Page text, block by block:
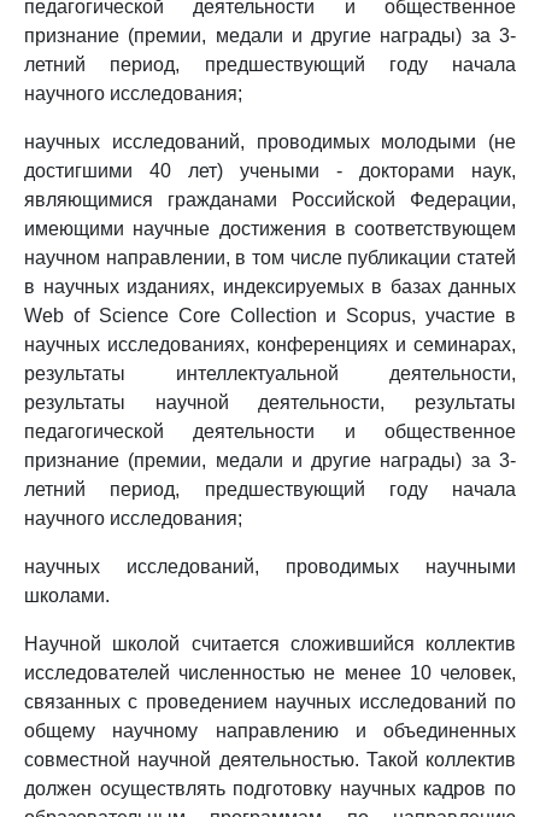
педагогической деятельности и общественное
признание (премии, медали и другие награды) за 3-
летний период, предшествующий году начала
научного исследования;
научных исследований, проводимых молодыми (не
достигшими 40 лет) учеными - докторами наук,
являющимися гражданами Российской Федерации,
имеющими научные достижения в соответствующем
научном направлении, в том числе публикации статей
в научных изданиях, индексируемых в базах данных
Web of Science Core Collection и Scopus, участие в
научных исследованиях, конференциях и семинарах,
результаты интеллектуальной деятельности,
результаты научной деятельности, результаты
педагогической деятельности и общественное
признание (премии, медали и другие награды) за 3-
летний период, предшествующий году начала
научного исследования;
научных исследований, проводимых научными
школами.
Научной школой считается сложившийся коллектив
исследователей численностью не менее 10 человек,
связанных с проведением научных исследований по
общему научному направлению и объединенных
совместной научной деятельностью. Такой коллектив
должен осуществлять подготовку научных кадров по